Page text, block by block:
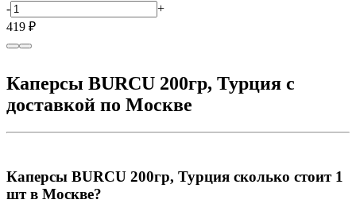
-
+
419 ₽
Каперсы BURCU 200гр, Турция с
доставкой по Москве
Каперсы BURCU 200гр, Турция сколько стоит 1
шт в Москве?